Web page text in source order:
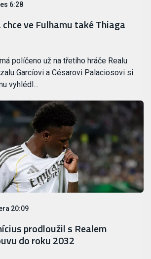
6:28
chce ve Fulhamu také Thiaga
políčeno už na třetího hráče Realu
Garcíovi a Césarovi Palaciosovi si
vyhlédl…
20:09
prodloužil s Realem
do roku 2032